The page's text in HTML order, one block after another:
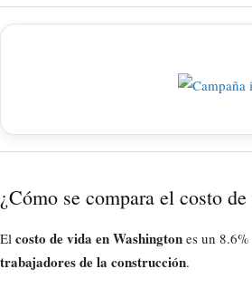
¿Cómo se compara el costo
El costo de vida en Washington es un
trabajadores de la construcción.